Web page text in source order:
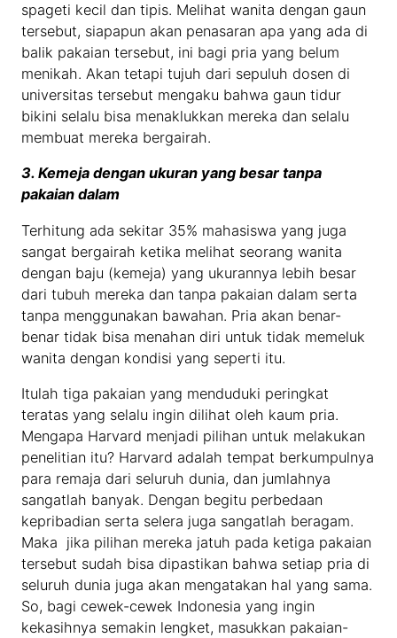
spageti kecil dan tipis. Melihat wanita dengan gaun
tersebut, siapapun akan penasaran apa yang ada di
balik pakaian tersebut, ini bagi pria yang belum
menikah. Akan tetapi tujuh dari sepuluh dosen di
universitas tersebut mengaku bahwa gaun tidur
bikini selalu bisa menaklukkan mereka dan selalu
membuat mereka bergairah.
3. Kemeja dengan ukuran yang besar tanpa
pakaian dalam
Terhitung ada sekitar 35% mahasiswa yang juga
sangat bergairah ketika melihat seorang wanita
dengan baju (kemeja) yang ukurannya lebih besar
dari tubuh mereka dan tanpa pakaian dalam serta
tanpa menggunakan bawahan. Pria akan benar-
benar tidak bisa menahan diri untuk tidak memeluk
wanita dengan kondisi yang seperti itu.
Itulah tiga pakaian yang menduduki peringkat
teratas yang selalu ingin dilihat oleh kaum pria.
Mengapa Harvard menjadi pilihan untuk melakukan
penelitian itu? Harvard adalah tempat berkumpulnya
para remaja dari seluruh dunia, dan jumlahnya
sangatlah banyak. Dengan begitu perbedaan
kepribadian serta selera juga sangatlah beragam.
Maka jika pilihan mereka jatuh pada ketiga pakaian
tersebut sudah bisa dipastikan bahwa setiap pria di
seluruh dunia juga akan mengatakan hal yang sama.
So, bagi cewek-cewek Indonesia yang ingin
kekasihnya semakin lengket, masukkan pakaian-